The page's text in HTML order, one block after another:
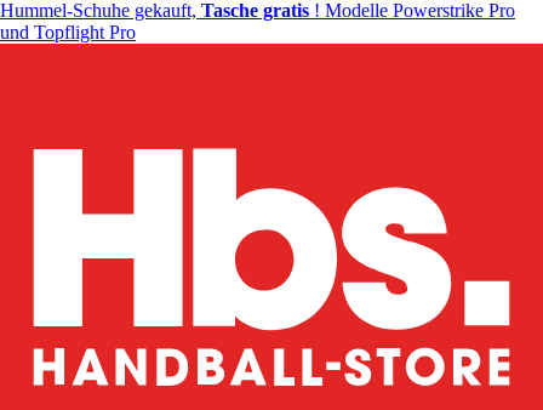
Hummel-Schuhe gekauft, Tasche gratis ! Modelle Powerstrike Pro
und Topflight Pro